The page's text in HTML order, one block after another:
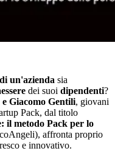
un'azienda sia
dei suoi dipendenti?
Giacomo Gentili, giovani
Pack, dal titolo
il metodo Pack per lo
affronta proprio
e innovativo.